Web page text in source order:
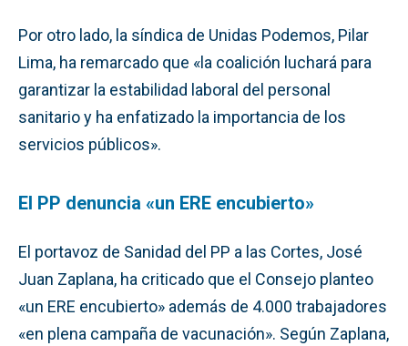
Por otro lado, la síndica de Unidas Podemos, Pilar
Lima, ha remarcado que «la coalición luchará para
garantizar la estabilidad laboral del personal
sanitario y ha enfatizado la importancia de los
servicios públicos».
El PP denuncia «un ERE encubierto»
El portavoz de Sanidad del PP a las Cortes, José
Juan Zaplana, ha criticado que el Consejo planteo
«un ERE encubierto» además de 4.000 trabajadores
«en plena campaña de vacunación». Según Zaplana,